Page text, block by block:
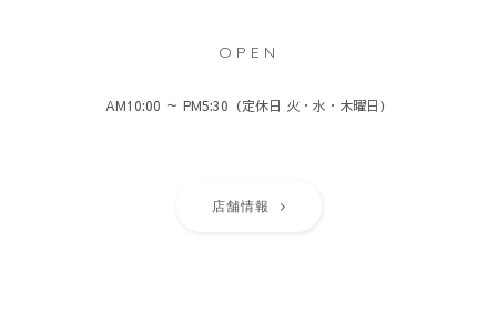
OPEN
AM10:00 ～ PM5:30（定休日 火・水・木曜日）
店舗情報